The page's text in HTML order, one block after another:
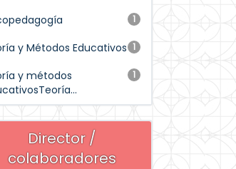
1
1
y Métodos Educativos
1
y métodos
Director /
colaboradores